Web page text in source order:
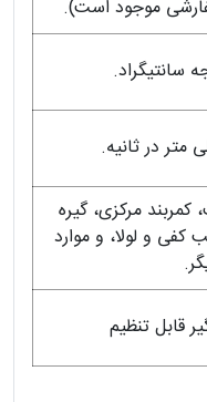
موجود است).
کمربند مرکزی، گیره
کفی و لولا، و موارد
قابل تنظیم